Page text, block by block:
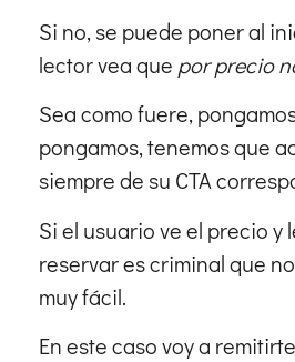
Si no, se puede poner al
lector vea que por precio
Sea como fuere,
pongamos, tenemos que
siempre de su CTA
Si el usuario ve el precio y
reservar es criminal que
muy fácil.
En este caso voy a